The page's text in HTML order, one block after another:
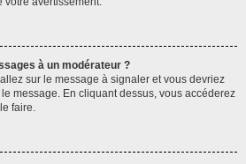
à un modérateur ?
sur le message à signaler et vous devriez
message. En cliquant dessus, vous accéderez
faire.